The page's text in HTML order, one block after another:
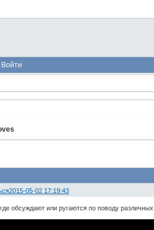
Войти
2015-05-02 17:19:43
обсуждают или ругаются по поводу